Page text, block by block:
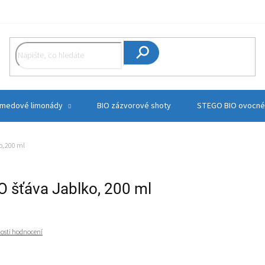
limonády BIO zázvorové shoty STEGO BIO
200 ml
šťáva Jablko, 200 ml
hodnocení